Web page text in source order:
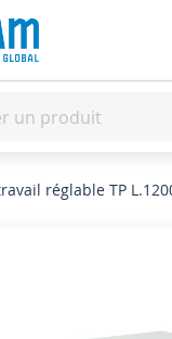
réglable TP